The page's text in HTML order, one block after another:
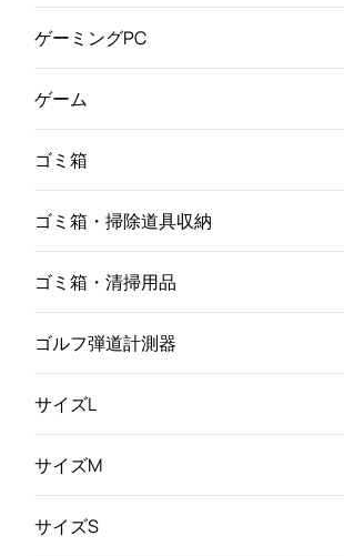
ゲーミングPC
ゲーム
ゴミ箱
ゴミ箱・掃除道具収納
ゴミ箱・清掃用品
ゴルフ弾道計測器
サイズL
サイズM
サイズS